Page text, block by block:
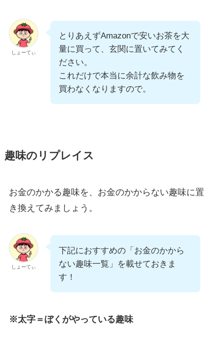
しょーてぃ
とりあえずAmazonで安いお茶を大
量に買って、玄関に置いてみてく
ださい。
これだけで本当に余計な飲み物を
買わなくなりますので。
趣味のリプレイス
お金のかかる趣味を、お金のかからない趣味に置
き換えてみましょう。
しょーてぃ
下記におすすめの「お金のかから
ない趣味一覧」を載せておきま
す！
※太字＝ぼくがやっている趣味